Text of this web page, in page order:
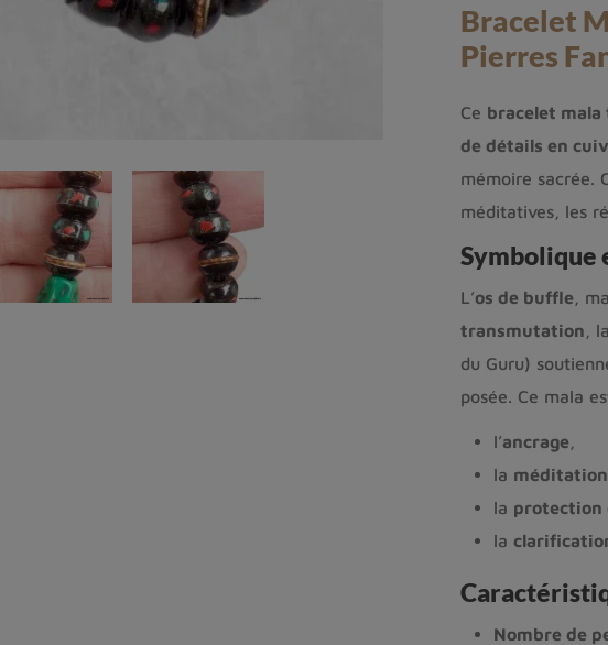
Bracelet
Pierres
Ce bracelet
de détails en
mémoire sacrée.
méditatives, les
Symbolique
L’os de buffle ,
transmutation , la
du Guru)
posée. Ce mala
l’ancrage
la méditation
la protection
la
Nombre de